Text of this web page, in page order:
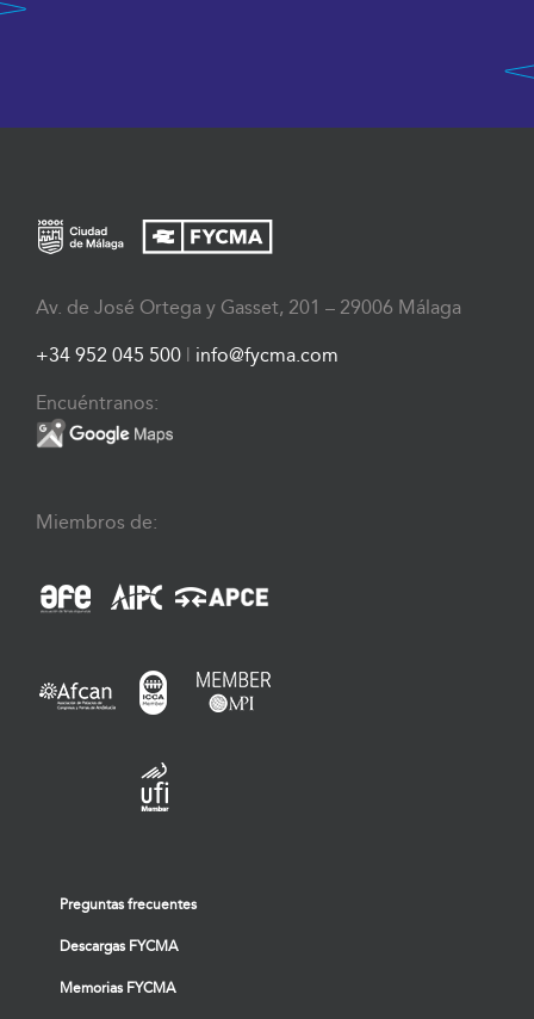
Av. de José Ortega y Gasset, 201 – 29006 Málaga
+34 952 045 500 | info@fycma.com
Encuéntranos:
Miembros de:
Preguntas frecuentes
Descargas FYCMA
Memorias FYCMA